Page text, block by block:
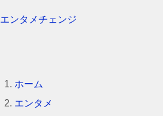
エンタメチェンジ
ホーム
エンタメ